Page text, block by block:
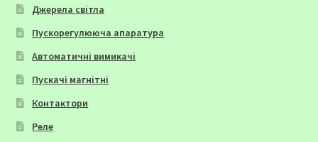
Джерела світла
Пускорегулююча апаратура
Автоматичні вимикачі
Пускачі магнітні
Контактори
Реле